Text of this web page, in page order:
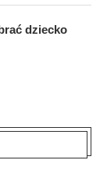
dziecko